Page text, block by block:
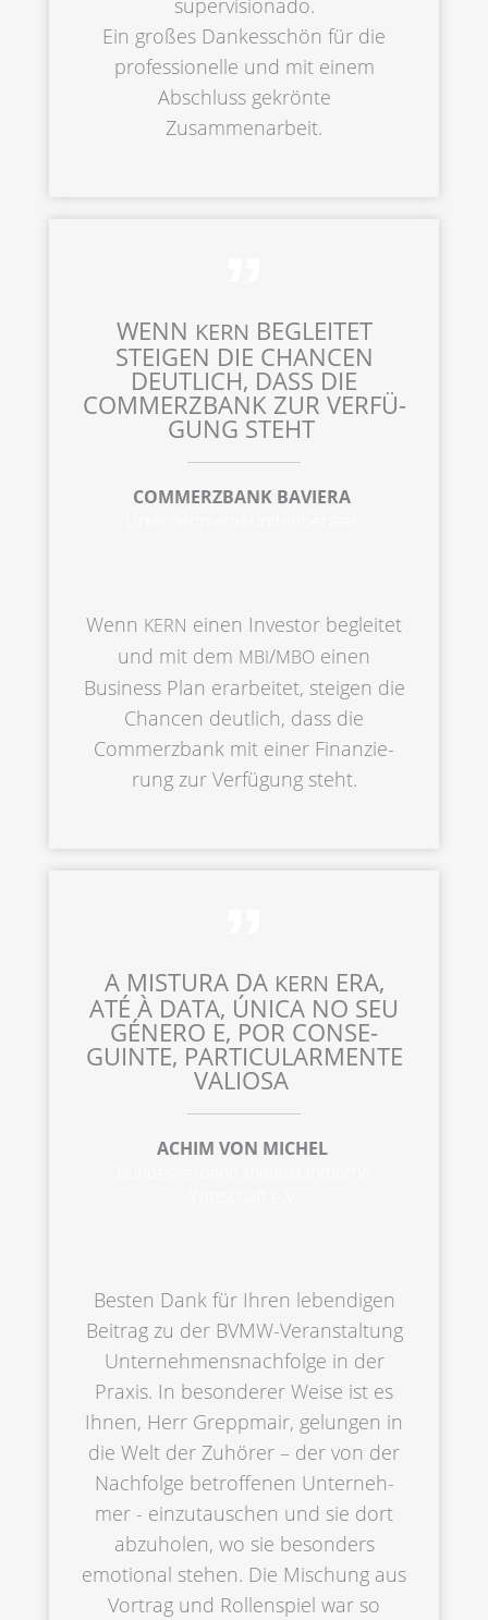
Ein großes Dankes­schön für die
profes­sio­nel­le und mit einem
Abschluss gekrön­te
Zusammenarbeit.
WENN KERN BEGLEI­TET
STEIGEN DIE CHANCEN
DEUTLICH, DASS DIE
COMMERZ­BANK ZUR VERFÜ­
GUNG STEHT
COMMERZ­BANK BAVIERA
Wenn KERN einen Inves­tor beglei­tet
und mit dem MBI/MBO einen
Business Plan erarbei­tet, steigen die
Chancen deutlich, dass die
Commerz­bank mit einer Finan­zie­
rung zur Verfü­gung steht.
A MISTU­RA DA KERN ERA,
ATÉ À DATA, ÚNICA NO SEU
GÉNERO E, POR CONSE­
GUIN­TE, PARTI­CU­LAR­MEN­TE
VALIOSA
ACHIM VON MICHEL
Besten Dank für Ihren leben­di­gen
Beitrag zu der BVMW-Veran­stal­tung
Unternehmens­nachfolge in der
Praxis. In beson­de­rer Weise ist es
Ihnen, Herr Grepp­mair, gelun­gen in
die Welt der Zuhörer – der von der
Nachfol­ge betrof­fe­nen Unter­neh­
mer - einzu­tau­schen und sie dort
abzuho­len, wo sie beson­ders
emotio­nal stehen. Die Mischung aus
Vortrag und Rollen­spiel war so